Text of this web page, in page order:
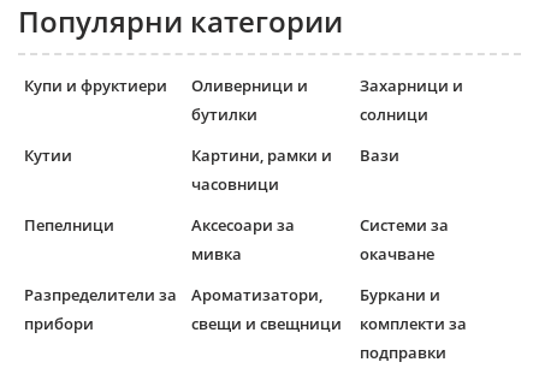
Популярни категории
Купи и фруктиери
Оливерници и
бутилки
Захарници и
солници
Кутии
Картини, рамки и
часовници
Вази
Пепелници
Аксесоари за
мивка
Системи за
окачване
Разпределители за
прибори
Ароматизатори,
свещи и свещници
Буркани и
комплекти за
подправки